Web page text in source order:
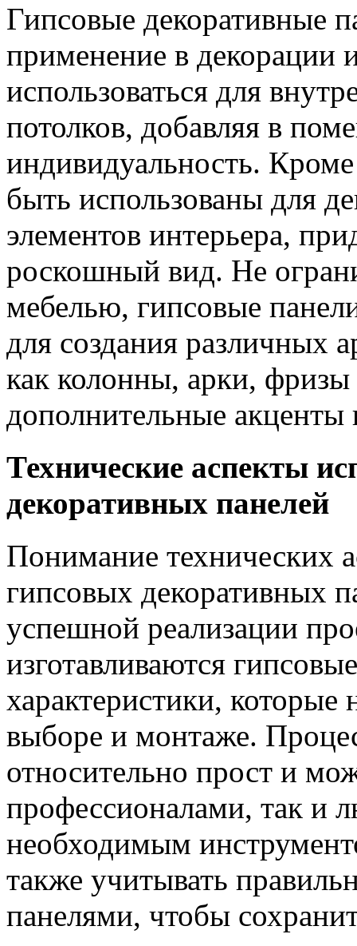
Гипсовые декоративные
применение в декорации
использоваться для
потолков, добавляя в
индивидуальность.
быть использованы для
элементов интерьера,
роскошный вид. Не
мебелью, гипсовые
для создания различных
как колонны, арки, фризы
дополнительные акценты
Технические аспекты
декоративных панелей
Понимание технических
гипсовых декоративных
успешной реализации
изготавливаются
характеристики,
выборе и монтаже.
относительно прост и
профессионалами, так и
необходимым
также учитывать
панелями, чтобы